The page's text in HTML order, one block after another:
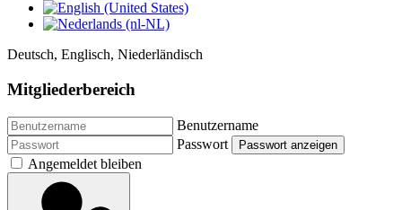
Deutsch, Englisch, Niederländisch
Mitgliederbereich
Benutzername
Passwort
Passwort anzeigen
Angemeldet bleiben